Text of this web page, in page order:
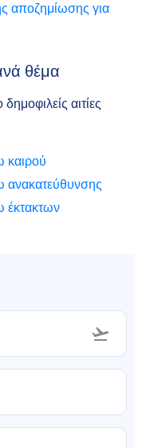
αποζημίωσης για
θέμα
αιτίες
καιρού
έκτακτων